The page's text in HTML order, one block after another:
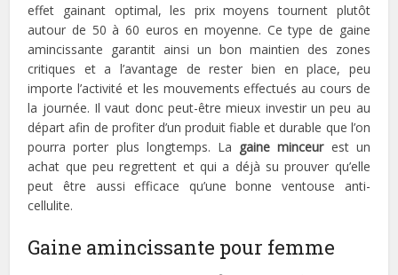
effet gainant optimal, les prix moyens tournent plutôt
autour de 50 à 60 euros en moyenne. Ce type de gaine
amincissante garantit ainsi un bon maintien des zones
critiques et a l’avantage de rester bien en place, peu
importe l’activité et les mouvements effectués au cours de
la journée. Il vaut donc peut-être mieux investir un peu au
départ afin de profiter d’un produit fiable et durable que l’on
pourra porter plus longtemps. La gaine minceurest un
achat que peu regrettent et qui a déjà su prouver qu’elle
peut être aussi efficace qu’une bonne ventouse anti-
cellulite.
Gaine amincissante pour femme